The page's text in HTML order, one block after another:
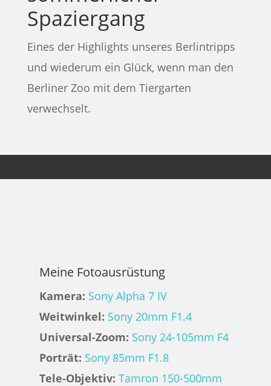
Spaziergang
Eines der Highlights unseres Berlintripps
und wiederum ein Glück, wenn man den
Berliner Zoo mit dem Tiergarten
verwechselt.
Meine Fotoausrüstung
Kamera: Sony Alpha 7 IV
Weitwinkel: Sony 20mm F1.4
Universal-Zoom: Sony 24-105mm F4
Porträt: Sony 85mm F1.8
Tele-Objektiv: Tamron 150-500mm